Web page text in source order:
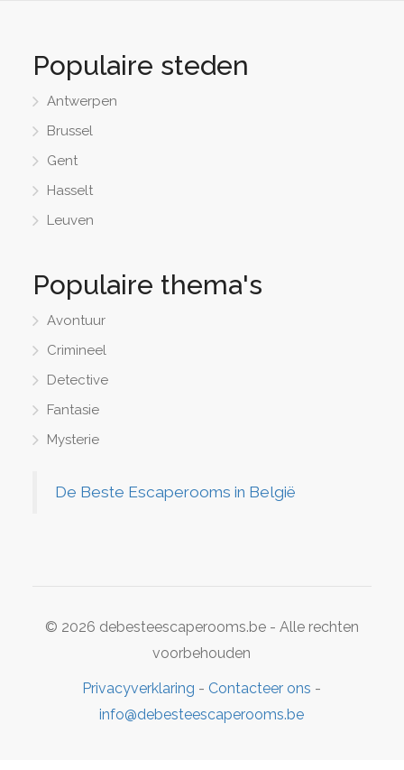
Populaire steden
Antwerpen
Brussel
Gent
Hasselt
Leuven
Populaire thema's
Avontuur
Crimineel
Detective
Fantasie
Mysterie
De Beste Escaperooms in België
© 2026 debesteescaperooms.be - Alle rechten
voorbehouden
Privacyverklaring - Contacteer ons -
info@debesteescaperooms.be